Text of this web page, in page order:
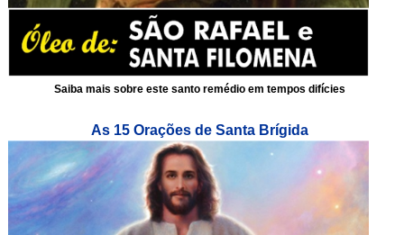
Saiba mais sobre este santo remédio em tempos difícies
As 15 Orações de Santa Brígida